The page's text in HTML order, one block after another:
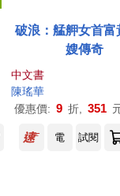
破浪：艋舺女首富
嫂傳奇
中文書
陳瑤華
優惠價: 9 折, 351
電 試閱